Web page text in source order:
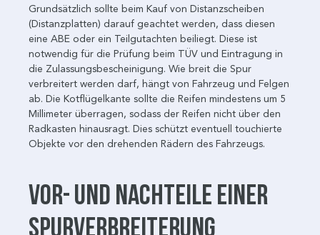
Grundsätzlich sollte beim Kauf von Distanzscheiben
(Distanzplatten) darauf geachtet werden, dass diesen
eine ABE oder ein Teilgutachten beiliegt. Diese ist
notwendig für die Prüfung beim TÜV und Eintragung in
die Zulassungsbescheinigung. Wie breit die Spur
verbreitert werden darf, hängt von Fahrzeug und Felgen
ab. Die Kotflügelkante sollte die Reifen mindestens um 5
Millimeter überragen, sodass der Reifen nicht über den
Radkasten hinausragt. Dies schützt eventuell touchierte
Objekte vor den drehenden Rädern des Fahrzeugs.
Vor- und Nachteile einer
Spurverbreiterung